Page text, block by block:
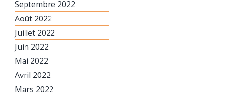
Septembre 2022
Août 2022
Juillet 2022
Juin 2022
Mai 2022
Avril 2022
Mars 2022